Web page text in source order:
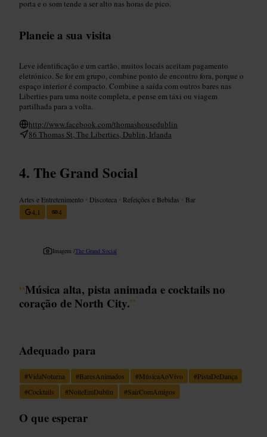
porta e o som tende a ser alto nas horas de pico.
Planeie a sua visita
Leve identificação e um cartão, muitos locais aceitam pagamento
eletrónico. Se for em grupo, combine ponto de encontro fora, porque o
espaço interior é compacto. Combine a saída com outros bares nas
Liberties para uma noite completa, e pense em táxi ou viagem
partilhada para a volta.
http://www.facebook.com/thomashousedublin
86 Thomas St, The Liberties, Dublin, Irlanda
The Grand Social
Artes e Entretenimento • Discoteca • Refeições e Bebidas • Bar
4,1
4
Imagem /The Grand Social
“Música alta, pista animada e cocktails no
coração de North City.”
Adequado para
#VidaNoturna #BaresAnimados #MúsicaAoVivo #PistaDeDança
#Cocktails #NoiteEmDublin #SairComAmigos
O que esperar